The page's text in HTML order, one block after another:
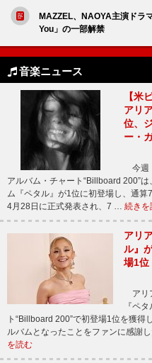
MAZZEL、NAOYA主演ドラ
You」の一部解禁
音楽ニュース
【米
アリ
位、
ー・
今週
アルバム・チャート“Billboard 200”
ム『ペタル』が1位に初登場し、通
4月28日に正式発表され、7 … 続きを
アリ
ル』
場1位
アリ
『ペ
ト“Billboard 200”で初登場1位を獲
ルバムとなったことをファンに感
を読む